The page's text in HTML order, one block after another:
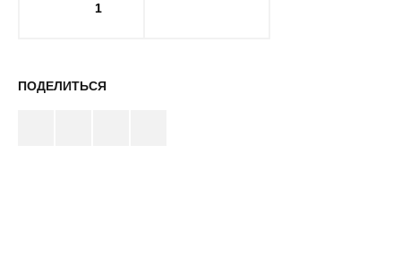
1
ПОДЕЛИТЬСЯ